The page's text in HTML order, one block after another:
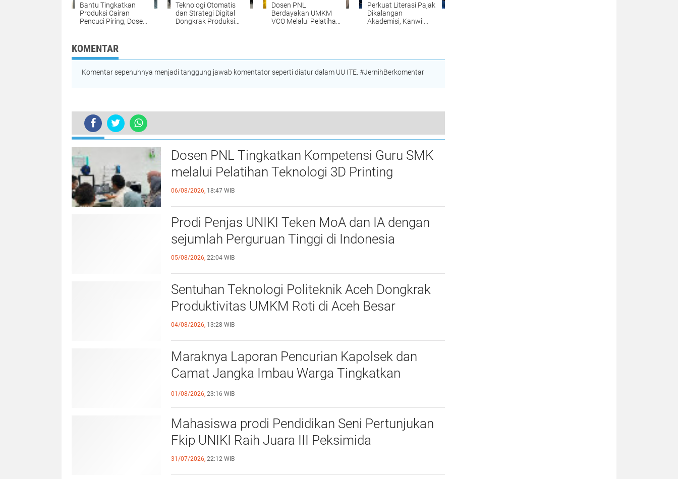
Bantu Tingkatkan
Produksi Cairan
Pencuci Piring, Dosen
kepada Pelaku UMKM
di Aceh Utara
Teknologi Otomatis
dan Strategi Digital
Dongkrak Produksi
Dosen PNL
Berdayakan UMKM
VCO Melalui Pelatihan
Lhokseumawe
Perkuat Literasi Pajak
Dikalangan
Akademisi, Kanwil
KOMENTAR
Komentar sepenuhnya menjadi tanggung jawab komentator seperti diatur dalam UU ITE. #JernihBerkomentar
Lantik Direksi BAS, Penjabat Gubernur Ingatkan untuk Berikan Pelayanan Terbaik
TERKINI
Dosen PNL Tingkatkan Kompetensi Guru SMK
melalui Pelatihan Teknologi 3D Printing
06/08/2026, 18:47 WIB
Prodi Penjas UNIKI Teken MoA dan IA dengan
sejumlah Perguruan Tinggi di Indonesia
05/08/2026, 22:04 WIB
Sentuhan Teknologi Politeknik Aceh Dongkrak
Produktivitas UMKM Roti di Aceh Besar
04/08/2026, 13:28 WIB
Maraknya Laporan Pencurian Kapolsek dan
Camat Jangka Imbau Warga Tingkatkan
Kewaspadaan
01/08/2026, 23:16 WIB
Mahasiswa prodi Pendidikan Seni Pertunjukan
Fkip UNIKI Raih Juara III Peksimida
31/07/2026, 22:12 WIB